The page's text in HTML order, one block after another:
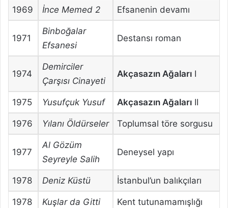
1969 İnce Memed 2 Efsanenin devamı
1971
Binboğalar
Efsanesi
Destansı roman
1974
Demirciler
Çarşısı Cinayeti
Akçasazın AğalarıI
1975 Yusufçuk Yusuf Akçasazın AğalarıII
1976 Yılanı Öldürseler Toplumsal töre sorgusu
1977
Al Gözüm
Seyreyle Salih
Deneysel yapı
1978 Deniz Küstü İstanbul’un balıkçıları
1978 Kuşlar da Gitti Kent tutunamamışlığı